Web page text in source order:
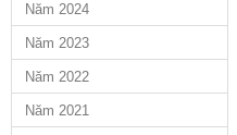
Năm 2024
Năm 2023
Năm 2022
Năm 2021